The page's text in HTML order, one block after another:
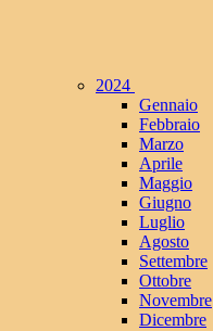
2024
Gennaio
Febbraio
Marzo
Aprile
Maggio
Giugno
Luglio
Agosto
Settembre
Ottobre
Novembre
Dicembre